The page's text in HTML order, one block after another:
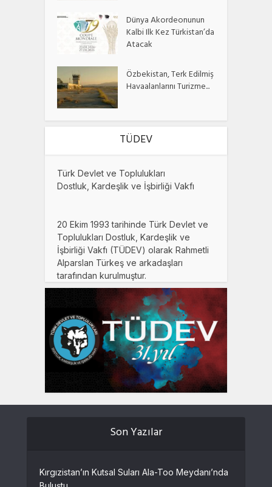
Dünya Akordeonunun
Kalbi Ilk Kez Türkistan’da
Atacak
Özbekistan, Terk Edilmiş
Havaalanlarını Turizme...
TÜDEV
Türk Devlet ve Toplulukları
Dostluk, Kardeşlik ve İşbirliği Vakfı
20 Ekim 1993 tarihinde Türk Devlet ve
Toplulukları Dostluk, Kardeşlik ve
İşbirliği Vakfı (TÜDEV) olarak Rahmetli
Alparslan Türkeş ve arkadaşları
tarafından kurulmuştur.
Son Yazılar
Kırgızistan’ın Kutsal Suları Ala-Too Meydanı’nda